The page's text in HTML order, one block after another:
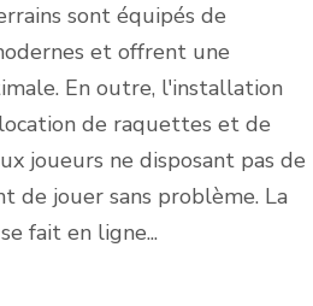
sont équipés de
et offrent une
En outre, l'installation
de raquettes et de
joueurs ne disposant pas de
de jouer sans problème. La
fait en ligne...